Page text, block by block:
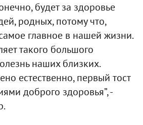
будет за здоровье
родных, потому что,
самое главное в нашей жизни.
такого большого
наших близких.
естественно, первый тост
доброго здоровья”, -